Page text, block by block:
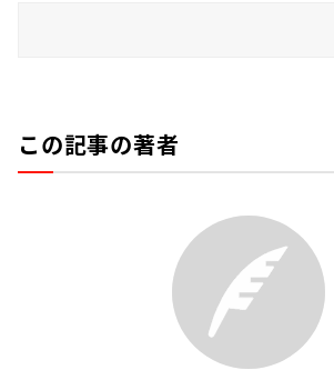
この記事の著者